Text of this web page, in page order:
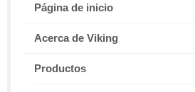
Página de inicio
Acerca de Viking
Productos